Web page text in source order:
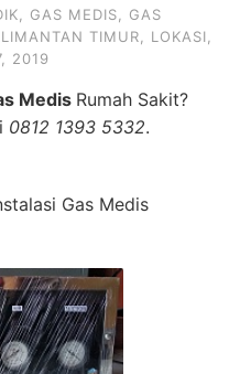
GAS MEDIS
GAS
TIMUR LOKASI
2019
Medis Rumah Sakit?
0812 1393 5332.
Gas Medis